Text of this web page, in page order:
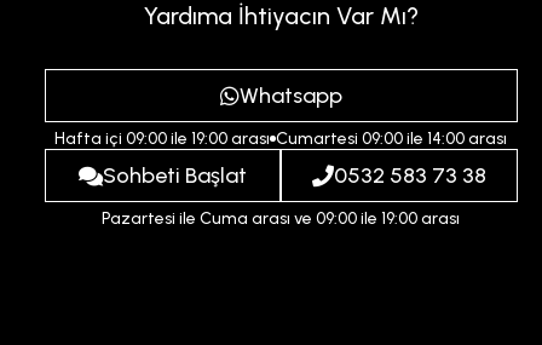
Yardıma İhtiyacın Var Mı?
Whatsapp
Hafta içi 09:00 ile 19:00 arası Cumartesi 09:00 ile 14:00 arası
Sohbeti Başlat 0532 583 73 38
Pazartesi ile Cuma arası ve 09:00 ile 19:00 arası